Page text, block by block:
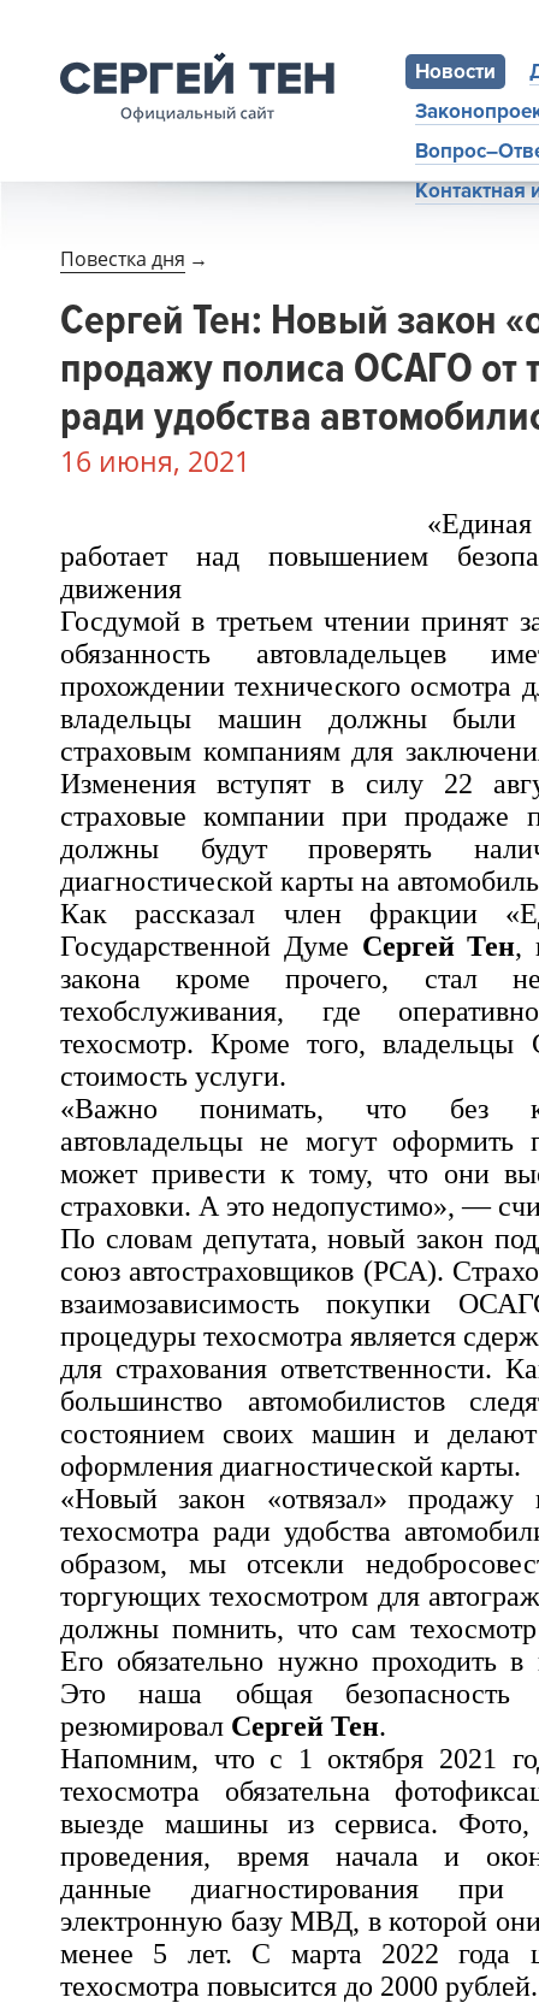
Новости
Повестка дня →
Сергей Тен: Новый закон
продажу полиса ОСАГО от
ради удобства
16 июня, 2021
работает над повышением
движения
Госдумой в третьем чтении принят
обязанность автовладельцев
прохождении технического осмотра
владельцы машин должны были
страховым компаниям для
Изменения вступят в силу 22
страховые компании при
должны будут проверять
диагностической карты на
Как рассказал член фракции
Государственной Думе Сергей Тен,
закона кроме прочего, стал
техобслуживания, где
техосмотр. Кроме того, владельцы
стоимость услуги.
«Важно понимать, что без
автовладельцы не могут
может привести к тому, что они
страховки. А это недопустимо», —
По словам депутата, новый закон
союз автостраховщиков (РСА).
взаимозависимость покупки
процедуры техосмотра является
для страхования ответственности.
большинство автомобилистов
состоянием своих машин и
оформления диагностической карты.
«Новый закон «отвязал»
техосмотра ради удобства
образом, мы отсекли
торгующих техосмотром для
должны помнить, что сам
Его обязательно нужно проходить
Это наша общая
резюмировал Сергей Тен.
Напомним, что с 1 октября 2021
техосмотра обязательна
выезде машины из сервиса. Фото,
проведения, время начала и
данные диагностирования
электронную базу МВД, в которой
менее 5 лет. С марта 2022 года
техосмотра повысится до 2000 рублей.